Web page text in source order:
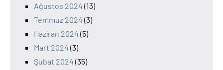
Ağustos 2024 (13)
Temmuz 2024 (3)
Haziran 2024 (5)
Mart 2024 (3)
Şubat 2024 (35)